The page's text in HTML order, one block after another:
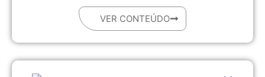
VER CONTEÚDO